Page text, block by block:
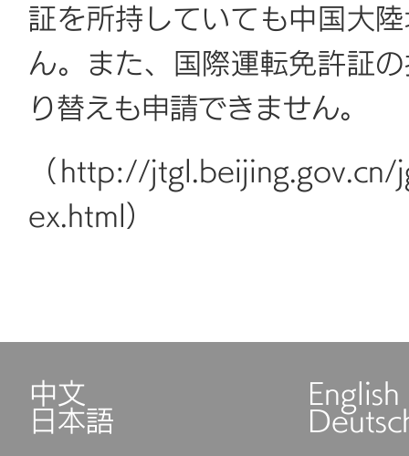
証を所持していても中国大
ん。また、国際運転免許証
り替えも申請できません。
（http://
ex.html）
中文 English
日本語